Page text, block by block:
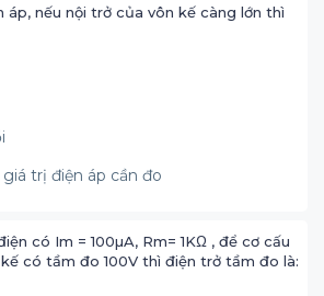
áp, nếu nội trở của vôn kế càng lớn thì
trị điện áp cần đo
có Im = 100µA, Rm= 1KΩ , để cơ cấu
có tầm đo 100V thì điện trở tầm đo là: